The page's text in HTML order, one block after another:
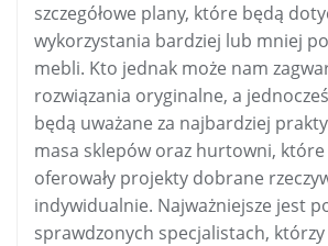
szczegółowe plany, które będą
wykorzystania bardziej lub mniej
mebli. Kto jednak może nam
rozwiązania oryginalne, a
będą uważane za najbardziej
masa sklepów oraz hurtowni,
oferowały projekty dobrane
indywidualnie. Najważniejsze jest
sprawdzonych specjalistach,